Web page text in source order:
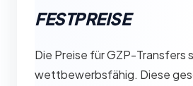
FESTPREISE
Die Preise für GZP-Transfers
wettbewerbsfähig. Diese